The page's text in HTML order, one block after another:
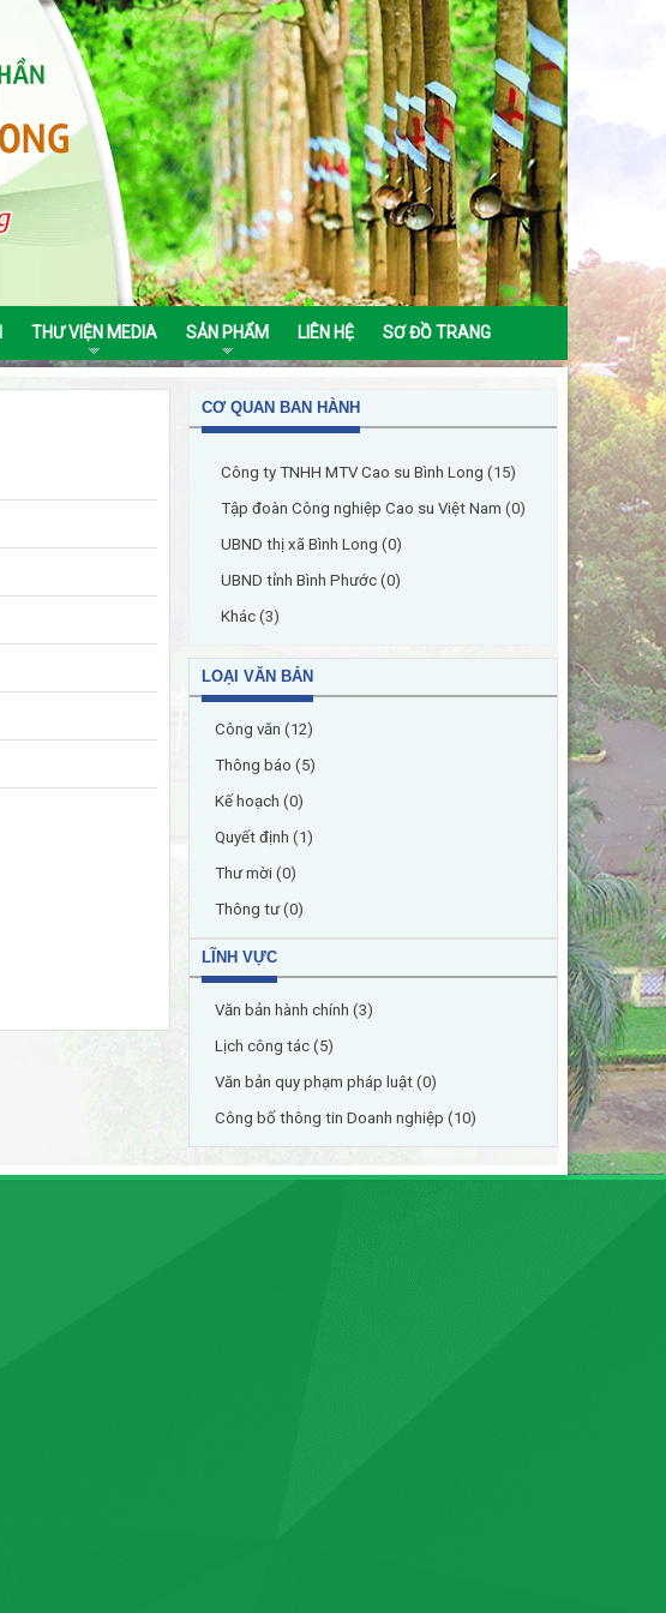
THƯ VIỆN MEDIA SẢN PHẨM LIÊN HỆ SƠ ĐỒ TRANG
CƠ QUAN BAN HÀNH
Công ty TNHH MTV Cao su Bình Long (15)
Tập đoàn Công nghiệp Cao su Việt Nam (0)
UBND thị xã Bình Long (0)
UBND tỉnh Bình Phước (0)
Khác (3)
LOẠI VĂN BẢN
Công văn (12)
Thông báo (5)
Kế hoạch (0)
Quyết định (1)
Thư mời (0)
Thông tư (0)
LĨNH VỰC
Văn bản hành chính (3)
Lịch công tác (5)
Văn bản quy phạm pháp luật (0)
Công bố thông tin Doanh nghiệp (10)